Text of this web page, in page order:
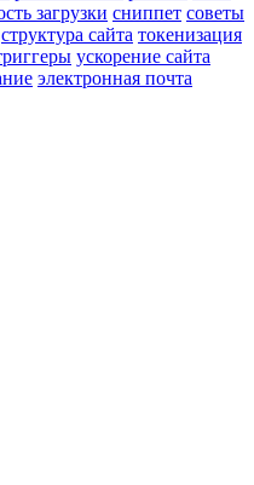
загрузки сниппет советы
структура сайта токенизация
ускорение сайта
электронная почта